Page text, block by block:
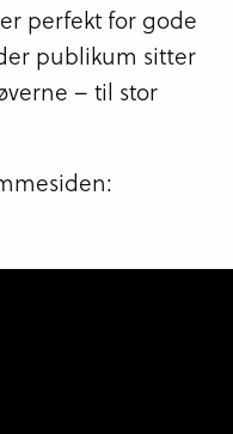
perfekt for gode
publikum sitter
– til stor